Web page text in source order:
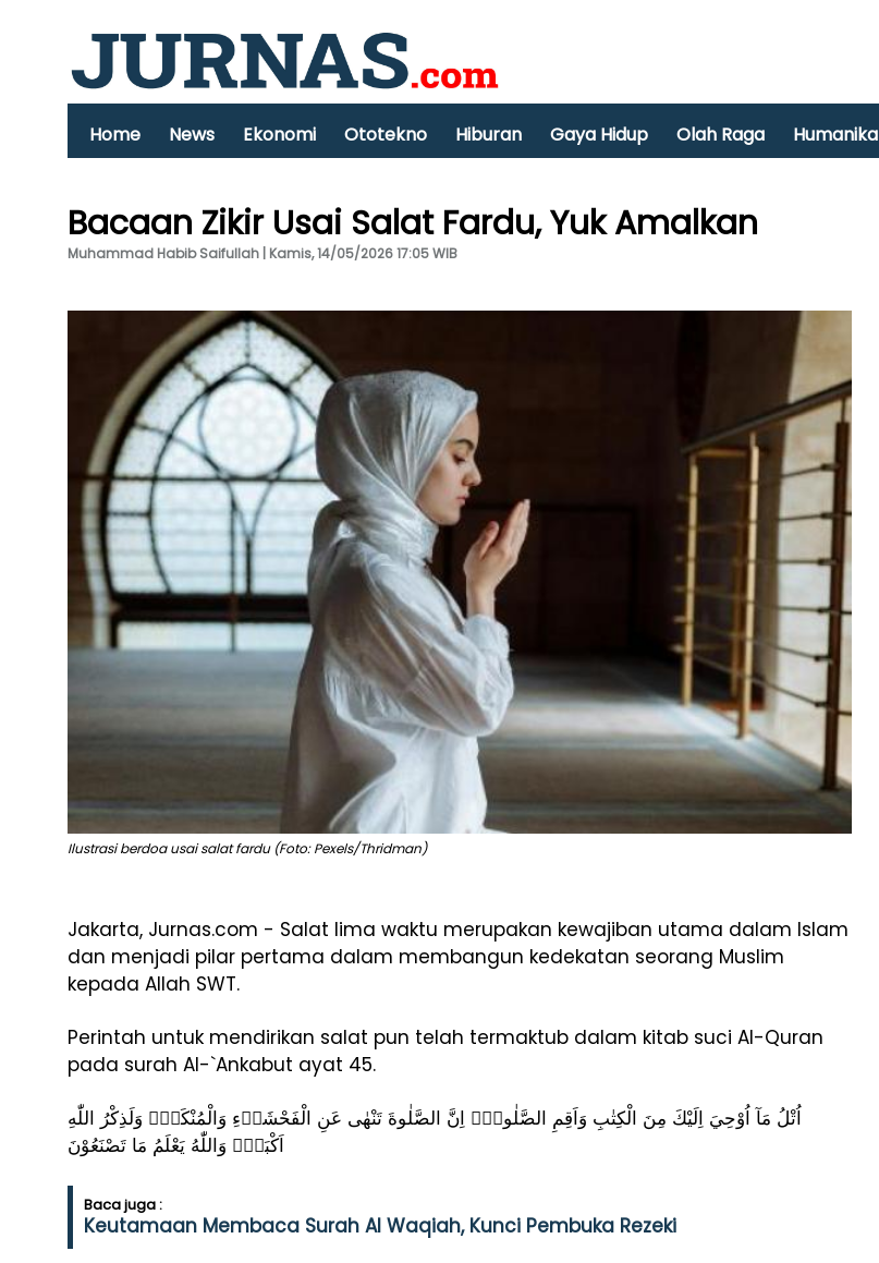
Home News Ekonomi Ototekno Hiburan Gaya Hidup Olah Raga Humanika
Bacaan Zikir Usai Salat Fardu, Yuk Amalkan
Muhammad Habib Saifullah | Kamis, 14/05/2026 17:05 WIB
Ilustrasi berdoa usai salat fardu (Foto: Pexels/Thridman)
Jakarta, Jurnas.com - Salat lima waktu merupakan kewajiban utama dalam Islam
dan menjadi pilar pertama dalam membangun kedekatan seorang Muslim
kepada Allah SWT.
Perintah untuk mendirikan salat pun telah termaktub dalam kitab suci Al-Quran
pada surah Al-`Ankabut ayat 45.
اُتْلُ مَآ اُوْحِيَ اِلَيْكَ مِنَ الْكِتٰبِ وَاَقِمِ الصَّلٰوةَۗ اِنَّ الصَّلٰوةَ تَنْهٰى عَنِ الْفَحْشَاۤءِ وَالْمُنْكَرِۗ وَلَذِكْرُ اللّٰهِ
اَكْبَرُۗ وَاللّٰهُ يَعْلَمُ مَا تَصْنَعُوْنَ
Baca juga :
Keutamaan Membaca Surah Al Waqiah, Kunci Pembuka Rezeki